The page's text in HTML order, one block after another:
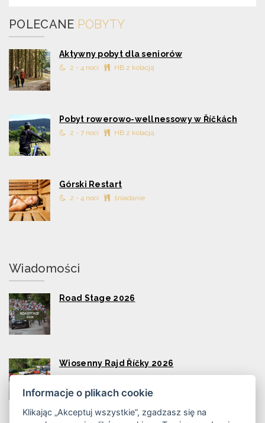
POLECANE POBYTY
Aktywny pobyt dla seniorów
2 - 4 nocí HB z kolacją
Pobyt rowerowo-wellnessowy w Říčkách
2 - 7 nocí HB z kolacją
Górski Restart
2 - 4 nocí śniadanie
Wiadomości
Road Stage 2026
Wiosenny Rajd Říčky 2026
Informacje o plikach cookie
Klikając „Akceptuj wszystkie”, zgadzasz się na